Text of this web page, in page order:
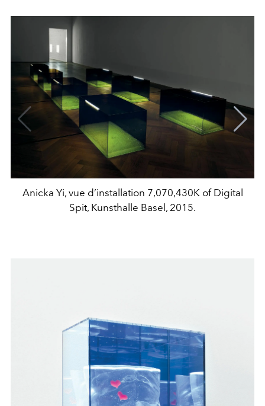
Anicka Yi, vue d’installation 7,070,430K of Digital
Spit, Kunsthalle Basel, 2015.